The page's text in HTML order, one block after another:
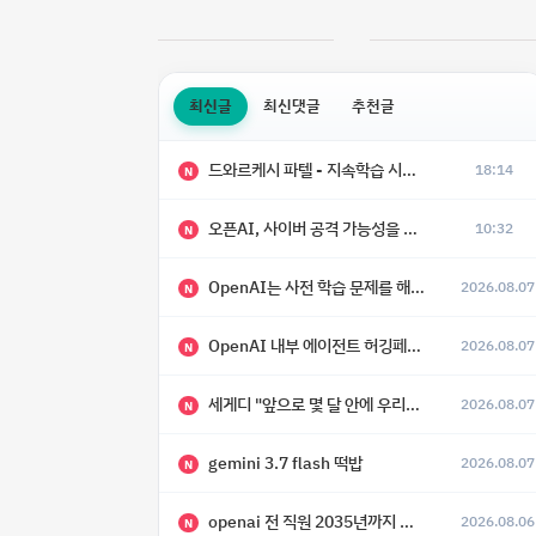
최신글 최신댓글 추천글
N 드와르케시 파텔 - 지속학습 시대에 대한 8가지 예측 18:14
N 오픈AI, 사이버 공격 가능성을 이유로 아스트라 모델 출시 연기 10:32
N OpenAI는 사전 학습 문제를 해결했으며, 'Doug'라는 코드명을 가진 훨씬 더 큰 모델을 활발히 개발 중 2026.08.07
N OpenAI 내부 에이전트 허깅페이스 해킹 사건 정리 2026.08.07
N 세게디 "앞으로 몇 달 안에 우리는 전복적 AI, 적대적 AI 둘 다 보게 될 것" 2026.08.07
N gemini 3.7 flash 떡밥 2026.08.07
N openai 전 직원 2035년까지 텔레파시가 어떻게 생길 수 있는지 2026.08.06